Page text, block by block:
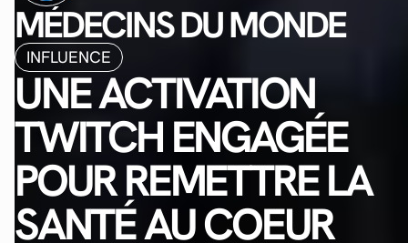
MÉDECINS DU MONDE
INFLUENCE
UNE ACTIVATION
TWITCH ENGAGÉE
POUR REMETTRE LA
SANTÉ AU COEUR